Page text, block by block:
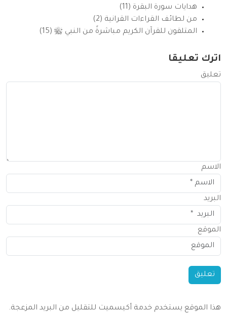
هدايات سورة البقرة (11)
من لطائف القراءات القرانية (2)
المتلقون للقرآن الكريم مباشرةً من النبي ﷺ (15)
اترك تعليقا
تعليق
الاسم
البريد
الموقع
هذا الموقع يستخدم خدمة أكيسميت للتقليل من البريد المزعجة.